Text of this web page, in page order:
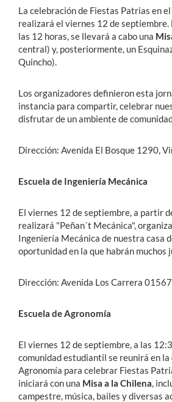
La celebración de Fiestas Patrias en
realizará el viernes 12 de septiembre.
las 12 horas, se llevará a cabo una
central) y, posteriormente, un
Quincho).
Los organizadores definieron esta
instancia para compartir, celebrar
disfrutar de un ambiente de
Dirección: Avenida El Bosque 1290,
Escuela de Ingeniería Mecánica
El viernes 12 de septiembre, a partir
realizará "Peñan´t Mecánica",
Ingeniería Mecánica de nuestra casa
oportunidad en la que habrán muchos
Dirección: Avenida Los Carrera
Escuela de Agronomía
El viernes 12 de septiembre, a las
comunidad estudiantil se reunirá en la
Agronomía para celebrar Fiestas
iniciará con una Misa a la Chilena ,
campestre, música, bailes y diversas